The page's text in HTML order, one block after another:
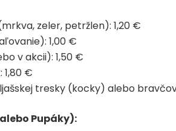
zeler, petržlen): 1,20 €
1,00 €
v akcii): 1,50 €
1,80 €
tresky (kocky) alebo
Pupáky):